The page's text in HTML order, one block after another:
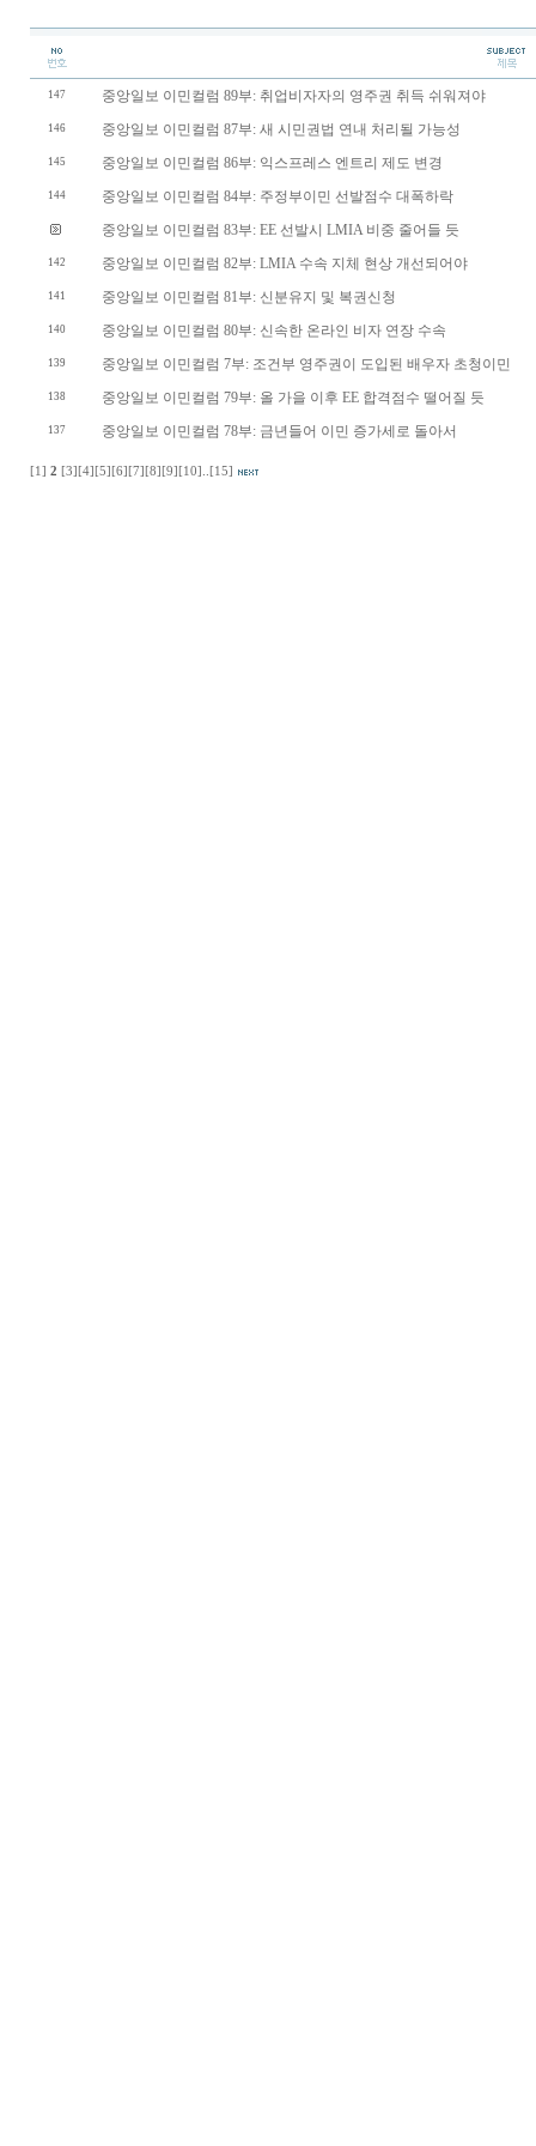
147 중앙일보 이민컬럼 89부: 취업비자자의 영주권 취득 쉬워져야
146 중앙일보 이민컬럼 87부: 새 시민권법 연내 처리될 가능성
145 중앙일보 이민컬럼 86부: 익스프레스 엔트리 제도 변경
144
중앙일보 이민컬럼 84부: 주정부이민 선발점수 대폭하락
중앙일보 이민컬럼 83부: EE 선발시 LMIA 비중 줄어들 듯
142 중앙일보 이민컬럼 82부: LMIA 수속 지체 현상 개선되어야
141 중앙일보 이민컬럼 81부: 신분유지 및 복권신청
140 중앙일보 이민컬럼 80부: 신속한 온라인 비자 연장 수속
139 중앙일보 이민컬럼 7부: 조건부 영주권이 도입된 배우자 초청이민
138 중앙일보 이민컬럼 79부: 올 가을 이후 EE 합격점수 떨어질 듯
137 중앙일보 이민컬럼 78부: 금년들어 이민 증가세로 돌아서
[1] 2 [3] [4] [5] [6] [7] [8] [9] [10] [15]